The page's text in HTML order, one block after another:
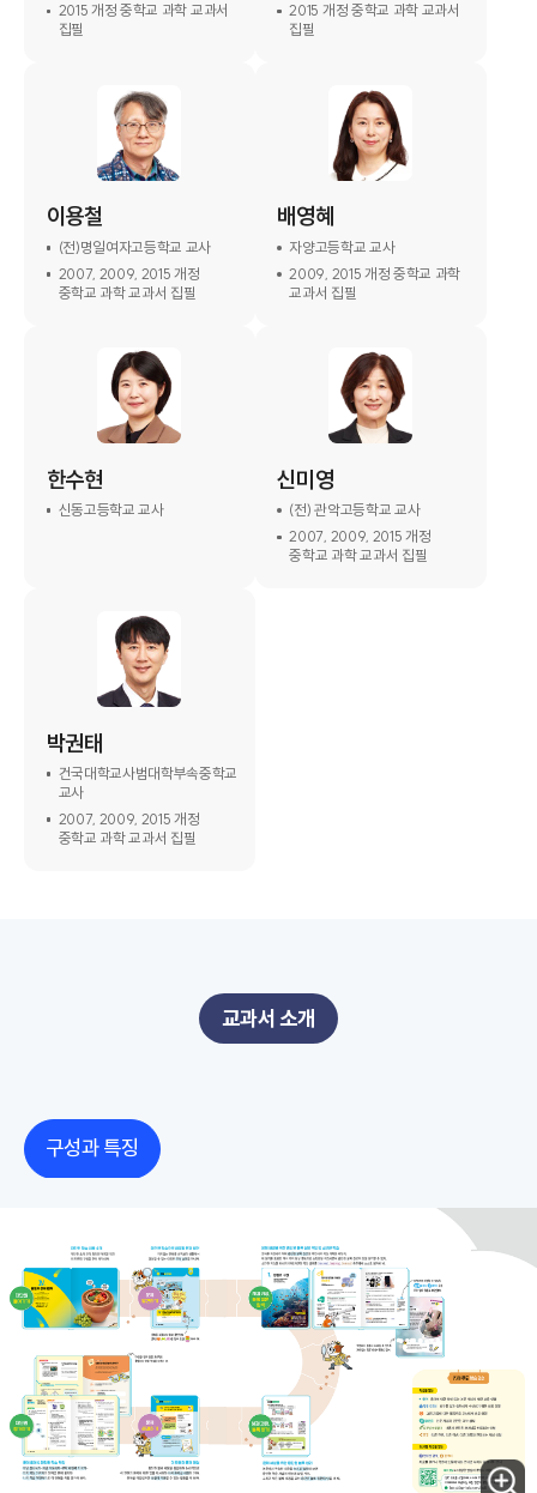
2015 개정 중학교 과학 교과서
집필
2015 개정 중학교 과학 교과서
집필
이용철
(전)명일여자고등학교 교사
2007, 2009, 2015 개정
중학교 과학 교과서 집필
배영혜
자양고등학교 교사
2009, 2015 개정 중학교 과학
교과서 집필
한수현
신동고등학교 교사​
신미영
(전) 관악고등학교 교사
2007, 2009, 2015 개정
중학교 과학 교과서 집필
박권태
건국대학교사범대학부속중학교
교사
2007, 2009, 2015 개정
중학교 과학 교과서 집필
교과서 소개
구성과 특징